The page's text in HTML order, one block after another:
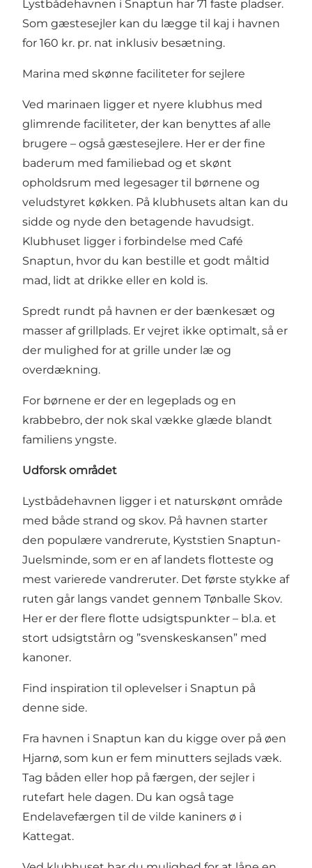
Lystbådehavnen i Snaptun har 71 faste pladser.
Som gæstesejler kan du lægge til kaj i havnen
for 160 kr. pr. nat inklusiv besætning.
Marina med skønne faciliteter for sejlere
Ved marinaen ligger et nyere klubhus med
glimrende faciliteter, der kan benyttes af alle
brugere – også gæstesejlere. Her er der fine
baderum med familiebad og et skønt
opholdsrum med legesager til børnene og
veludstyret køkken. På klubhusets altan kan du
sidde og nyde den betagende havudsigt.
Klubhuset ligger i forbindelse med Café
Snaptun, hvor du kan bestille et godt måltid
mad, lidt at drikke eller en kold is.
Spredt rundt på havnen er der bænkesæt og
masser af grillplads. Er vejret ikke optimalt, så er
der mulighed for at grille under læ og
overdækning.
For børnene er der en legeplads og en
krabbebro, der nok skal vække glæde blandt
familiens yngste.
Udforsk området
Lystbådehavnen ligger i et naturskønt område
med både strand og skov. På havnen starter
den populære vandrerute, Kyststien Snaptun-
Juelsminde, som er en af landets flotteste og
mest varierede vandreruter. Det første stykke af
ruten går langs vandet gennem Tønballe Skov.
Her er der flere flotte udsigtspunkter – bl.a. et
stort udsigtstårn og ”svenskeskansen” med
kanoner.
Find inspiration til oplevelser i Snaptun på
denne side.
Fra havnen i Snaptun kan du kigge over på øen
Hjarnø, som kun er fem minutters sejlads væk.
Tag båden eller hop på færgen, der sejler i
rutefart hele dagen. Du kan også tage
Endelavefærgen til de vilde kaniners ø i
Kattegat.